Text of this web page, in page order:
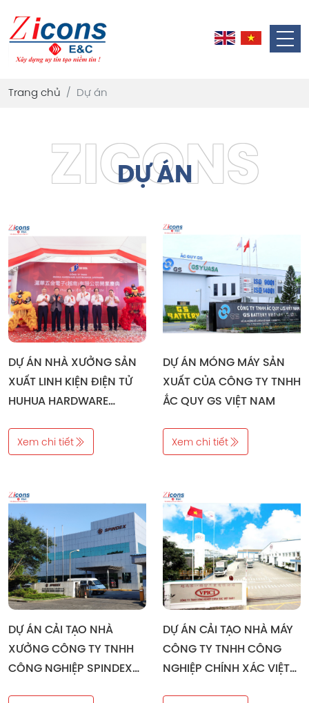
Trang chủ Dự án
DỰ ÁN
DỰ ÁN NHÀ XƯỞNG SẢN
XUẤT LINH KIỆN ĐIỆN TỬ
HUHUA HARDWARE
Xem chi tiết
DỰ ÁN MÓNG MÁY SẢN
XUẤT CỦA CÔNG TY TNHH
ẮC QUY GS VIỆT NAM
Xem chi tiết
DỰ ÁN CẢI TẠO NHÀ
XƯỞNG CÔNG TY TNHH
CÔNG NGHIỆP SPINDEX
DỰ ÁN CẢI TẠO NHÀ MÁY
CÔNG TY TNHH CÔNG
NGHIỆP CHÍNH XÁC VIỆT